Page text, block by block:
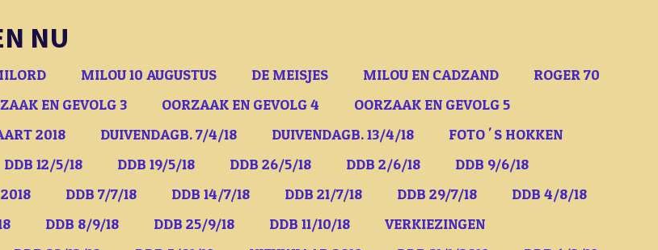
NU
MILOU 10 AUGUSTUS DE MEISJES MILOU EN CADZAND
ROGER 70
EN GEVOLG 3 OORZAAK EN GEVOLG 4
OORZAAK EN GEVOLG 5
2018 DUIVENDAGB. 7/4/18 DUIVENDAGB. 13/4/18
FOTO ' S HOKKEN
DDB 12/5/18 DDB 19/5/18 DDB 26/5/18 DDB 2/6/18
DDB 9/6/18
DDB 7/7/18 DDB 14/7/18 DDB 21/7/18 DDB 29/7/18
DDB 4/8/18
DDB 8/9/18 DDB 25/9/18 DDB 11/10/18
VERKIEZINGEN